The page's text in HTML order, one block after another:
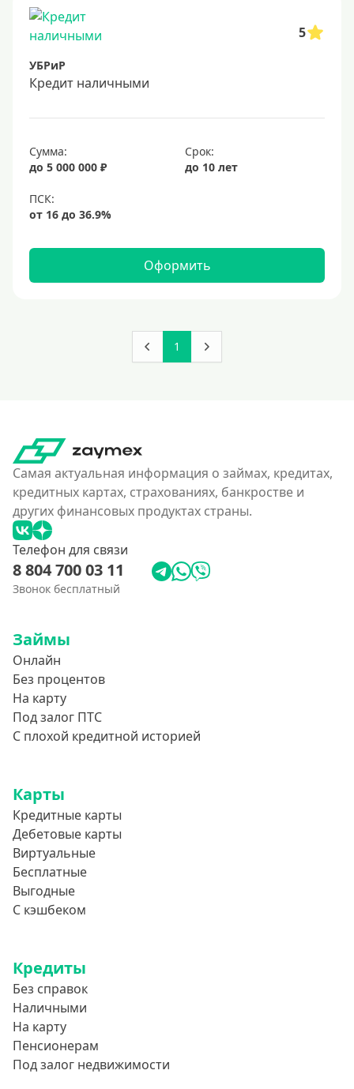
5
УБРиР
Кредит наличными
Сумма:
до 5 000 000 ₽
Срок:
до 10 лет
Оформить
1
Самая актуальная информация о займах, кредитах,
кредитных картах, страхованиях, банкростве и
других финансовых продуктах страны.
Телефон для связи
8 804 700 03 11
Звонок бесплатный
Займы
Онлайн
Без процентов
На карту
Под залог ПТС
С плохой кредитной историей
Карты
Кредитные карты
Дебетовые карты
Виртуальные
Бесплатные
Выгодные
С кэшбеком
Кредиты
Без справок
Наличными
На карту
Пенсионерам
Под залог недвижимости